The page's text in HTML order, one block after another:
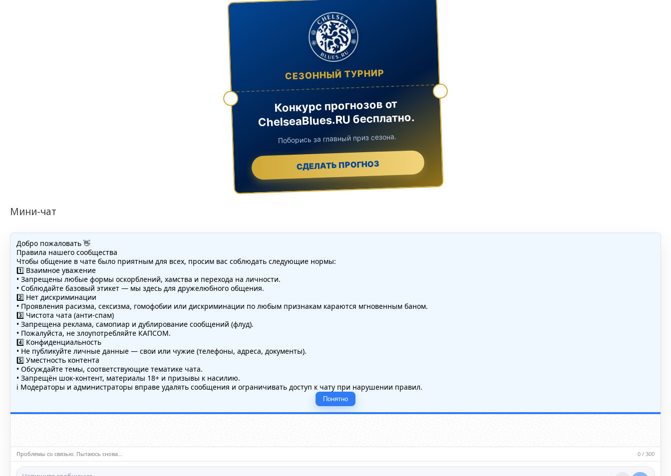
СЕЗОННЫЙ ТУРНИР
Конкурс прогнозов от
ChelseaBlues.RU бесплатно.
Поборись за главный приз сезона.
СДЕЛАТЬ ПРОГНОЗ
Мини-чат
Добро пожаловать 👋
Правила нашего сообщества
Чтобы общение в чате было приятным для всех, просим вас соблюдать следующие нормы:
1️⃣ Взаимное уважение
• Запрещены любые формы оскорблений, хамства и перехода на личности.
• Соблюдайте базовый этикет — мы здесь для дружелюбного общения.
2️⃣ Нет дискриминации
• Проявления расизма, сексизма, гомофобии или дискриминации по любым признакам караются мгновенным баном.
3️⃣ Чистота чата (анти-спам)
• Запрещена реклама, самопиар и дублирование сообщений (флуд).
• Пожалуйста, не злоупотребляйте КАПСОМ.
4️⃣ Конфиденциальность
• Не публикуйте личные данные — свои или чужие (телефоны, адреса, документы).
5️⃣ Уместность контента
• Обсуждайте темы, соответствующие тематике чата.
• Запрещён шок-контент, материалы 18+ и призывы к насилию.
ℹ️ Модераторы и администраторы вправе удалять сообщения и ограничивать доступ к чату при нарушении правил.
Понятно
Проблемы со связью. Пытаюсь снова… 0 / 300